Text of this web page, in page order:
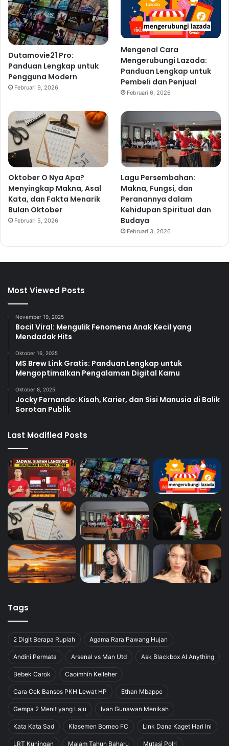
Dutamovie21 Pro:
Panduan Lengkap untuk
Pengguna Modern
Februari 9, 2026
Mengenal Cara
Mengerubungi Lazada:
Panduan Lengkap untuk
Pembeli dan Penjual
Februari 6, 2026
Oktober O Nya Apa?
Menyingkap Makna, Asal
Kata, dan Fakta Menarik
Bulan Oktober
Februari 5, 2026
Lagu Persembahan:
Makna, Fungsi, dan
Peranannya dalam
Kehidupan Spiritual dan
Budaya
Februari 3, 2026
Most Viewed Posts
November 19, 2025
Bocil Viral: Mengulik Fenomena Anak Kecil yang
Mendadak Hits
Oktober 16, 2025
MS Brew Link Gratis: Panduan Lengkap untuk
Mengoptimalkan Pengalaman Digital Kamu
Oktober 8, 2025
Jocky Fernando: Kisah, Karier, dan Sisi Manusia di Balik
Sorotan Publik
Last Modified Posts
Tags
2 Digit Berapa Rupiah Agama Rara Pawang Hujan
Andini Permata Arsenal vs Man Utd Ask Blackbox AI Anything
Bebek Carok Caoimhín Kelleher
Cara Cek Bansos PKH Lewat HP Ethan Mbappe
Gempa 2 Menit yang Lalu Ivan Gunawan Menikah
Kata Kata Sad Klasemen Borneo FC Link Dana Kaget Hari Ini
LRT Kuningan Malam Tahun Baharu Mutasi Polri